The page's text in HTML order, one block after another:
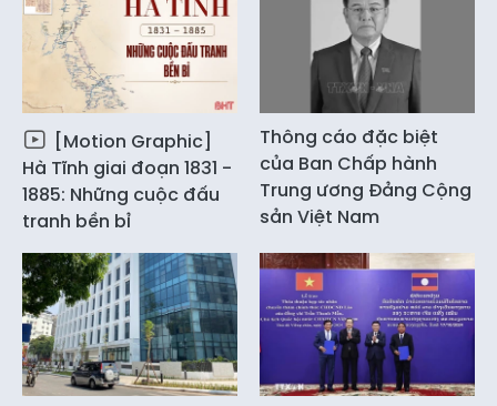
[Motion Graphic]
Hà Tĩnh giai đoạn 1831 -
1885: Những cuộc đấu
tranh bền bỉ
Thông cáo đặc biệt
của Ban Chấp hành
Trung ương Đảng Cộng
sản Việt Nam